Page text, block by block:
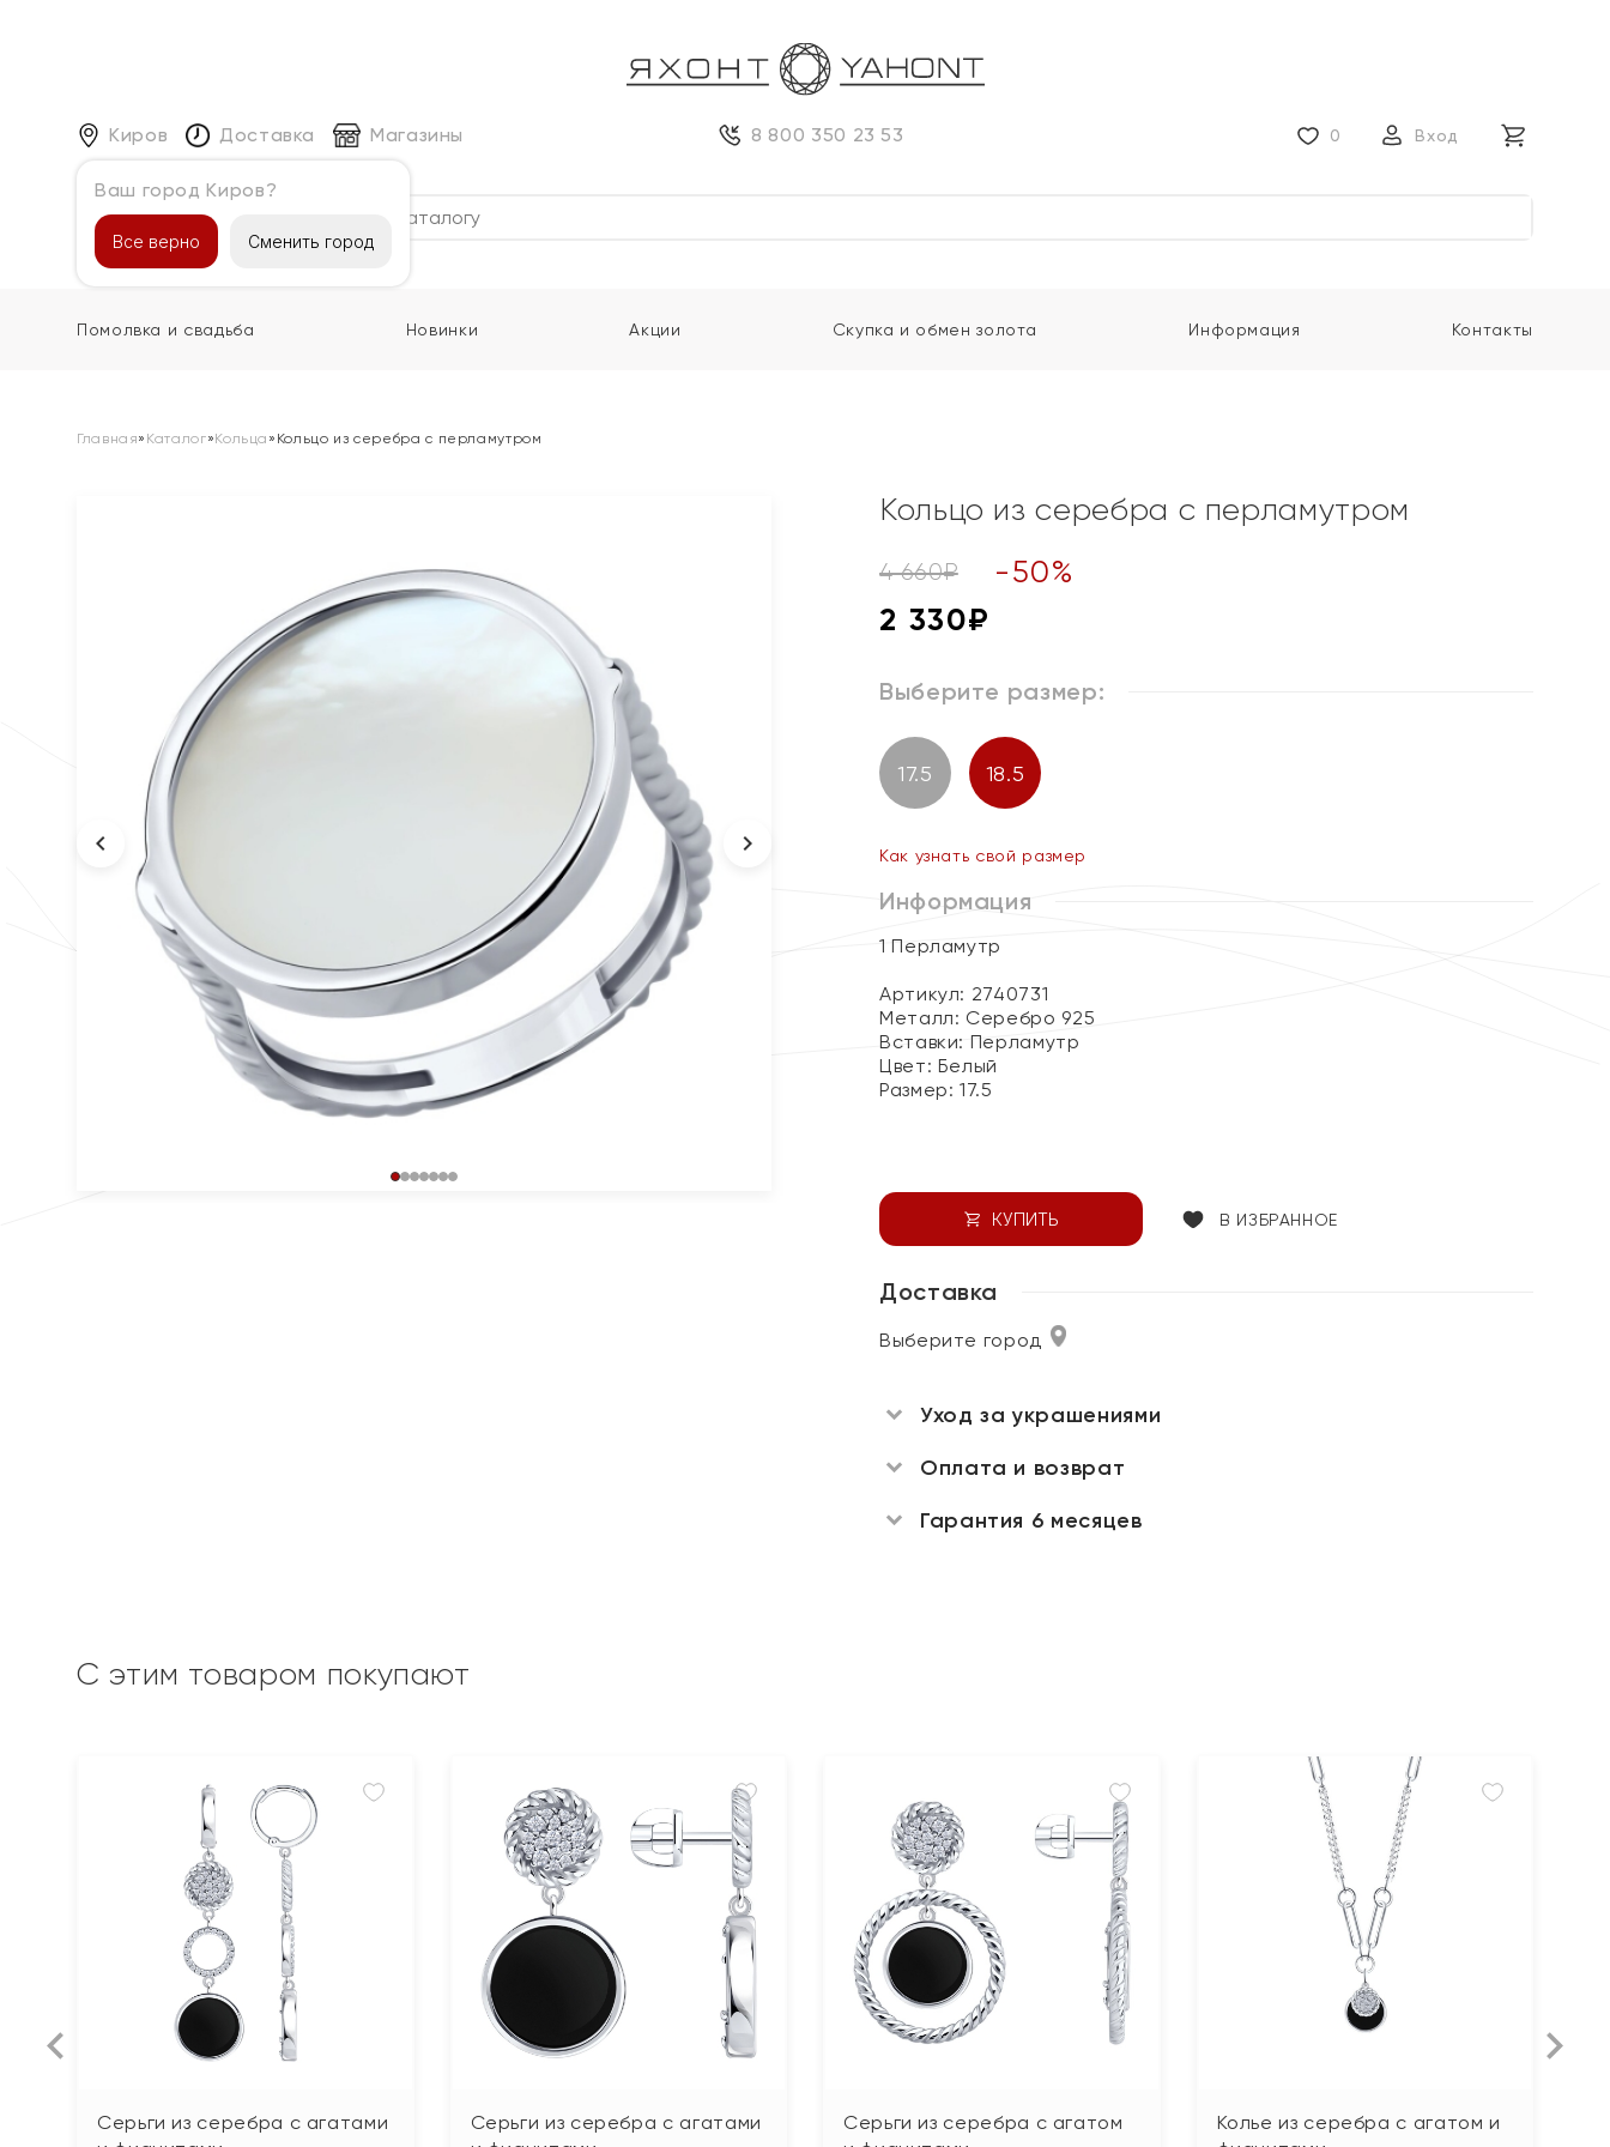
Киров
Ваш город Киров?
Все верно Сменить город
Доставка Магазины 8 800 350 23 53 0 Вход
Каталог
Помолвка и свадьба Новинки Акции Скупка и обмен золота Информация Контакты
Главная» Каталог»Кольца » Кольцо из серебра с перламутром
Кольцо из серебра с перламутром
4 660₽ -50%
2 330₽
Выберите размер:
17.5 18.5
Как узнать свой размер
Информация
1 Перламутр
Артикул: 2740731
Металл: Серебро 925
Вставки: Перламутр
Цвет: Белый
Размер:17.5
КУПИТЬ В ИЗБРАННОЕ
Доставка
Выберите город
Уход за украшениями
Оплата и возврат
Гарантия 6 месяцев
С этим товаром покупают
Серьги из серебра с агатами
Серьги из серебра с агатами
Серьги из серебра с агатом
Колье из серебра с агатом и